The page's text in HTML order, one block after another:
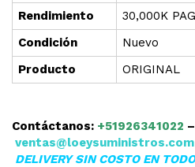
Rendimiento
30,000K PAG
Condición
Nuevo
Producto
ORIGINAL
Contáctanos: +51926341022 –
ventas@loeysuministros.com
DELIVERY SIN COSTO EN